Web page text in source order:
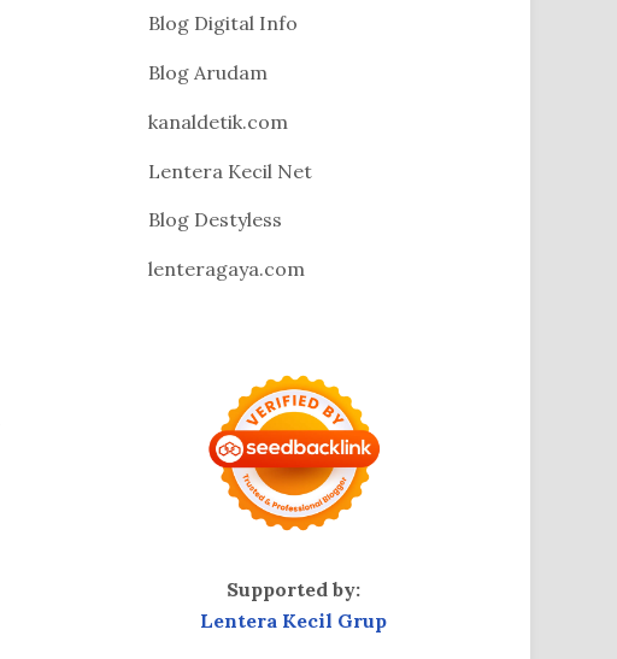
Blog Digital Info
Blog Arudam
kanaldetik.com
Lentera Kecil Net
Blog Destyless
lenteragaya.com
Supported by:
Lentera Kecil Grup